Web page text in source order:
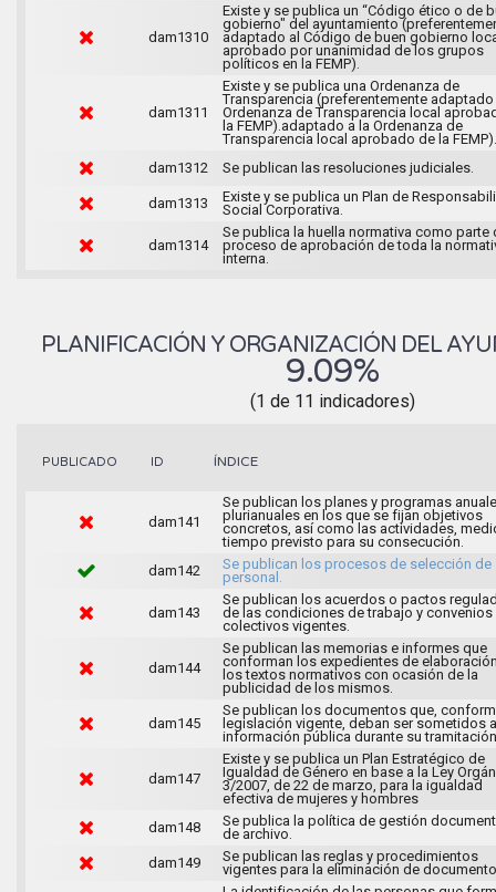
dam1310
Existe y se publica un “Código ético o de
gobierno" del ayuntamiento
adaptado al Código de buen gobierno
aprobado por unanimidad de los grupos
políticos en la FEMP).
dam1311
Existe y se publica una Ordenanza de
Transparencia (preferentemente adaptado
Ordenanza de Transparencia local
la FEMP).adaptado a la Ordenanza de
Transparencia local aprobado de la FEMP).
dam1312
Se publican las resoluciones judiciales.
dam1313
Existe y se publica un Plan de
Social Corporativa.
dam1314
Se publica la huella normativa como parte
proceso de aprobación de toda la
interna.
PLANIFICACIÓN Y ORGANIZACIÓN DEL
9.09%
(1 de 11 indicadores)
PUBLICADO ID ÍNDICE
dam141
Se publican los planes y programas
plurianuales en los que se fijan objetivos
concretos, así como las actividades,
tiempo previsto para su consecución.
dam142
Se publican los procesos de selección de
personal.
dam143
Se publican los acuerdos o pactos
de las condiciones de trabajo y convenios
colectivos vigentes.
dam144
Se publican las memorias e informes que
conforman los expedientes de
los textos normativos con ocasión de la
publicidad de los mismos.
dam145
Se publican los documentos que,
legislación vigente, deban ser sometidos a
información pública durante su
dam147
Existe y se publica un Plan Estratégico de
Igualdad de Género en base a la Ley
3/2007, de 22 de marzo, para la igualdad
efectiva de mujeres y hombres
dam148
Se publica la política de gestión
de archivo.
dam149
Se publican las reglas y procedimientos
vigentes para la eliminación de